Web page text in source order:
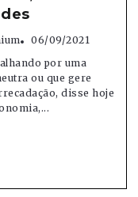
06/09/2021
por uma
ou que gere
disse hoje